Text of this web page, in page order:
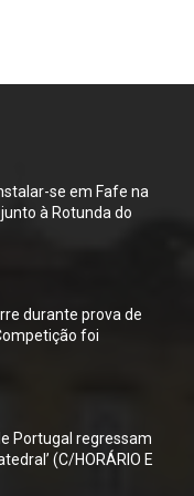
se em Fafe na
à Rotunda do
durante prova de
foi
Portugal regressam
(C/HORÁRIO E